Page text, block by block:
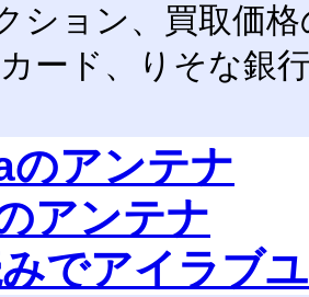
ション、買取価
ード、りそな銀
のアンテナ
アンテナ
でアイラブ